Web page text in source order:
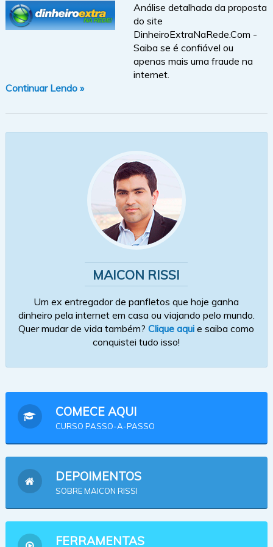
Análise detalhada da proposta
do site
DinheiroExtraNaRede.Com -
Saiba se é confiável ou
apenas mais uma fraude na
internet.
Continuar Lendo »
MAICON RISSI
Um ex entregador de panfletos que hoje ganha
dinheiro pela internet em casa ou viajando pelo mundo.
Quer mudar de vida também?Clique aqui e saiba como
conquistei tudo isso!
COMECE AQUI
CURSO PASSO-A-PASSO
DEPOIMENTOS
SOBRE MAICON RISSI
FERRAMENTAS